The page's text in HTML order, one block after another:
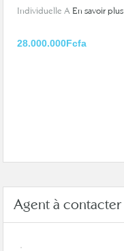
Individuelle A En savoir plus
28.000.000Fcfa
Agent à contacter